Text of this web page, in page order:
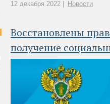
12 декабря 2022 | Новости
Восстановлены
получение